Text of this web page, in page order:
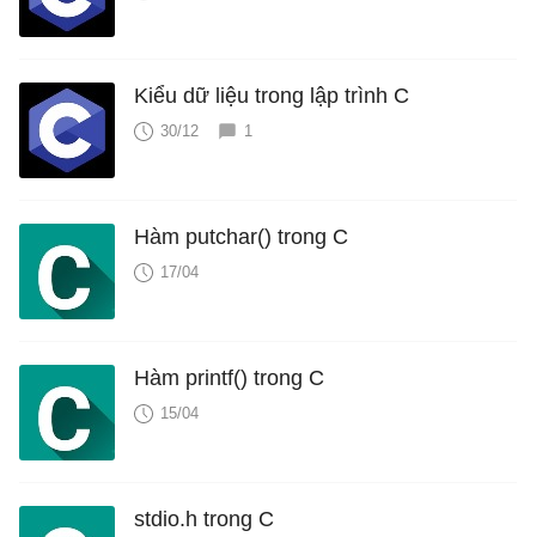
Kiểu dữ liệu trong lập trình C
30/12 1
Hàm putchar() trong C
17/04
Hàm printf() trong C
15/04
stdio.h trong C